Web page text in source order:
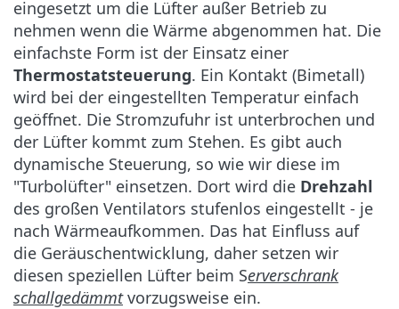
eingesetzt um die Lüfter außer Betrieb zu
nehmen wenn die Wärme abgenommen hat. Die
einfachste Form ist der Einsatz einer
Thermostatsteuerung. Ein Kontakt (Bimetall)
wird bei der eingestellten Temperatur einfach
geöffnet. Die Stromzufuhr ist unterbrochen und
der Lüfter kommt zum Stehen. Es gibt auch
dynamische Steuerung, so wie wir diese im
"Turbolüfter" einsetzen. Dort wird die Drehzahl
des großen Ventilators stufenlos eingestellt - je
nach Wärmeaufkommen. Das hat Einfluss auf
die Geräuschentwicklung, daher setzen wir
diesen speziellen Lüfter beim Serverschrank
schallgedämmtvorzugsweise ein.